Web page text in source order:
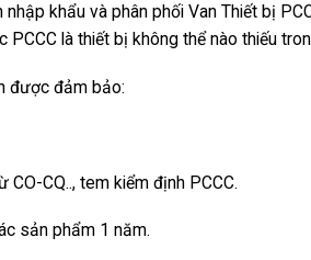
khẩu và phân phối Van Thiết bị
là thiết bị không thể nào thiếu
được đảm bảo:
CQ.., tem kiểm định PCCC.
sản phẩm 1 năm.